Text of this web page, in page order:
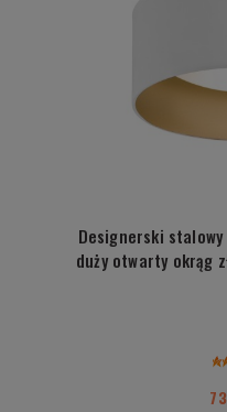
Designerski
duży otwarty okrąg